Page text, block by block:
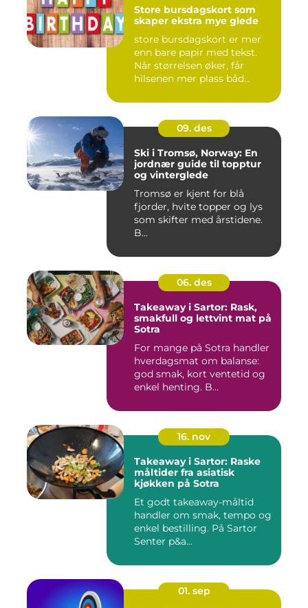
Store bursdagskort som
skaper ekstra mye glede
store bursdagskort er mer
enn bare papir med tekst.
Når størrelsen øker, får
hilsenen mer plass båd...
09. des
Ski i Tromsø, Norway: En
jordnær guide til topptur
og vinterglede
Tromsø er kjent for blå
fjorder, hvite topper og lys
som skifter med årstidene.
B...
06. des
Takeaway i Sartor: Rask,
smakfull og lettvint mat på
Sotra
For mange på Sotra handler
hverdagsmat om balanse:
god smak, kort ventetid og
enkel henting. B...
16. nov
Takeaway i Sartor: Raske
måltider fra asiatisk
kjøkken på Sotra
Et godt takeaway-måltid
handler om smak, tempo og
enkel bestilling. På Sartor
Senter p&a...
01. sep